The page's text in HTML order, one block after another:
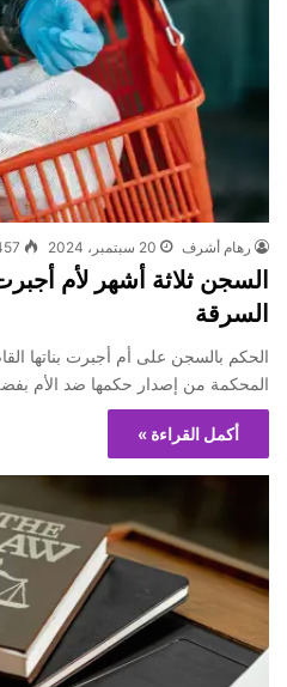
رهام أشرف 20 سبتمبر، 2024
السجن ثلاثة أشهر لأم
السرقة
الحكم بالسجن على أم أجبرت بناتها
المحكمة من إصدار حكمها ضد الأم
أكمل القراءة »